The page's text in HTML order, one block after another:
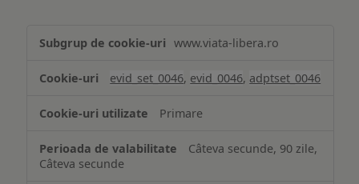
www.viata-libera.ro
evid_set_0046, evid_0046, adptset_0046
Primare
Câteva secunde, 90 zile,
Câteva secunde